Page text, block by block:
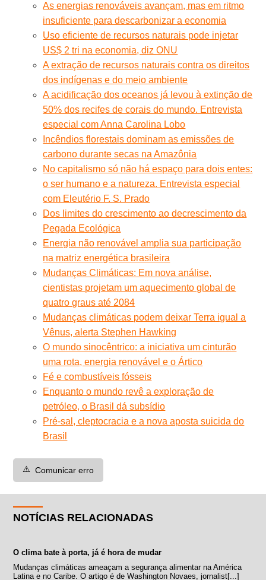
As energias renováveis avançam, mas em ritmo
insuficiente para descarbonizar a economia
Uso eficiente de recursos naturais pode injetar
US$ 2 tri na economia, diz ONU
A extração de recursos naturais contra os direitos
dos indígenas e do meio ambiente
A acidificação dos oceanos já levou à extinção de
50% dos recifes de corais do mundo. Entrevista
especial com Anna Carolina Lobo
Incêndios florestais dominam as emissões de
carbono durante secas na Amazônia
No capitalismo só não há espaço para dois entes:
o ser humano e a natureza. Entrevista especial
com Eleutério F. S. Prado
Dos limites do crescimento ao decrescimento da
Pegada Ecológica
Energia não renovável amplia sua participação
na matriz energética brasileira
Mudanças Climáticas: Em nova análise,
cientistas projetam um aquecimento global de
quatro graus até 2084
Mudanças climáticas podem deixar Terra igual a
Vênus, alerta Stephen Hawking
O mundo sinocêntrico: a iniciativa um cinturão
uma rota, energia renovável e o Ártico
Fé e combustíveis fósseis
Enquanto o mundo revê a exploração de
petróleo, o Brasil dá subsídio
Pré-sal, cleptocracia e a nova aposta suicida do
Brasil
⚠️ Comunicar erro
NOTÍCIAS RELACIONADAS
O clima bate à porta, já é hora de mudar
Mudanças climáticas ameaçam a segurança alimentar na América
Latina e no Caribe. O artigo é de Washington Novaes, jornalist[...]